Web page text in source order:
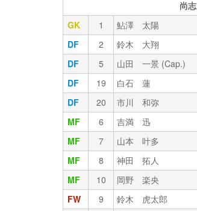
尚志
GK
1 鮎澤 太陽
DF
2 鈴木 大翔
DF
5 山田 一景 (Cap.)
DF
19 白石 蓮
DF
20 市川 和弥
MF
6 吉満 迅
MF
7 山本 叶多
MF
8 神田 拓人
MF
10 岡野 楽央
FW
9 鈴木 虎太郎